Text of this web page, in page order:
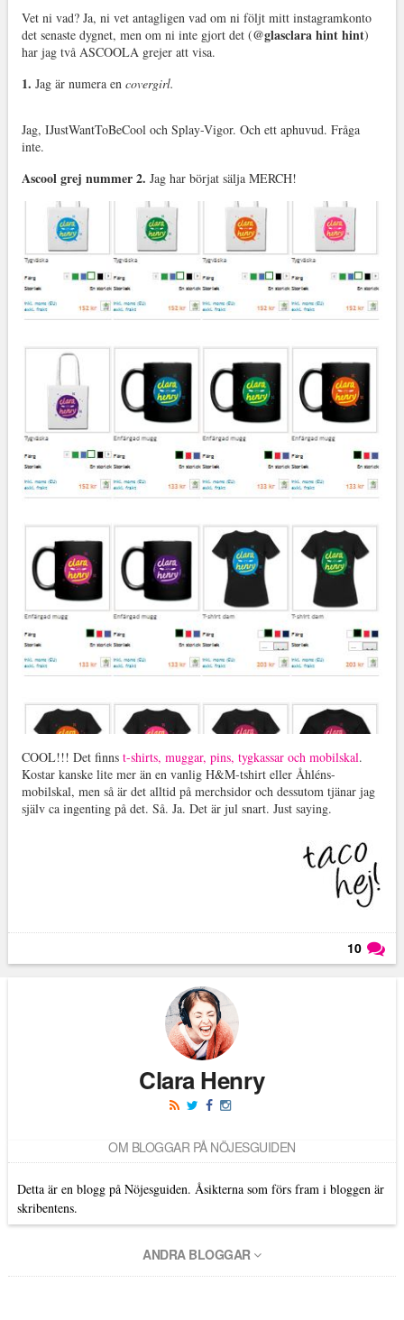
Vet ni vad? Ja, ni vet antagligen vad om ni följt mitt instagramkonto
det senaste dygnet, men om ni inte gjort det (@glasclara hint hint)
har jag två ASCOOLA grejer att visa.
1. Jag är numera en covergirl.
Jag, IJustWantToBeCool och Splay-Vigor. Och ett aphuvud. Fråga
inte.
Ascool grej nummer 2. Jag har börjat sälja MERCH!
COOL!!! Det finns t-shirts, muggar, pins, tygkassar och mobilskal.
Kostar kanske lite mer än en vanlig H&M-tshirt eller Åhléns-
mobilskal, men så är det alltid på merchsidor och dessutom tjänar jag
själv ca ingenting på det. Så. Ja. Det är jul snart. Just saying.
10
Clara Henry
OM BLOGGAR PÅ NÖJESGUIDEN
Detta är en blogg på Nöjesguiden. Åsikterna som förs fram i bloggen är
skribentens.
ANDRA BLOGGAR